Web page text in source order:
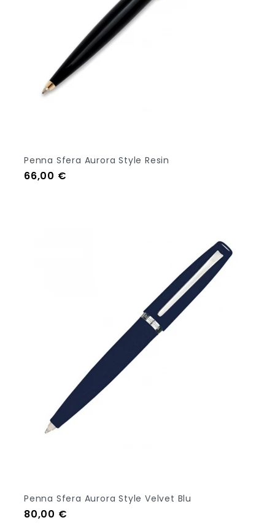
Penna Sfera Aurora Style Resin
Prezzo
66,00 €
Penna Sfera Aurora Style Velvet Blu
Prezzo
80,00 €